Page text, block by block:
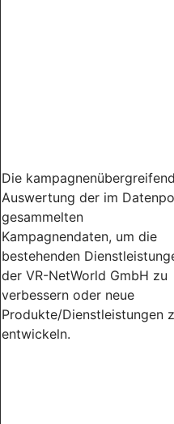
Die
Auswertung der im
gesammelten
Kampagnendaten, um die
bestehenden
der VR-NetWorld GmbH zu
verbessern oder neue
Produkte/Dienstleistungen
entwickeln.